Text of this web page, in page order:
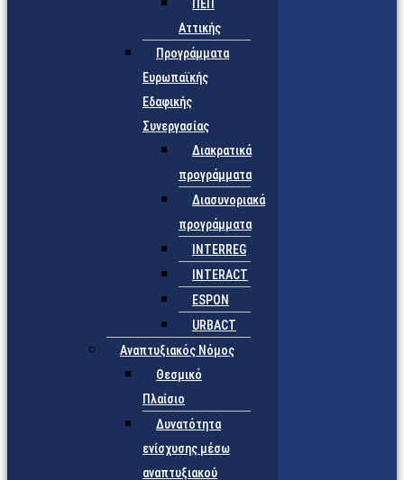
ΠΕΠ
Αττικής
Προγράμματα
Ευρωπαϊκής
Εδαφικής
Συνεργασίας
Διακρατικά
προγράμματα
Διασυνοριακά
προγράμματα
INTERREG
INTERACT
ESPON
URBACT
Αναπτυξιακός Νόμος
Θεσμικό
Πλαίσιο
Δυνατότητα
ενίσχυσης μέσω
αναπτυξιακού